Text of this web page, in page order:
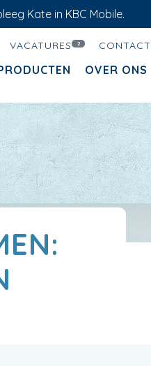
Kate in KBC Mobile.
VACATURES 2 CONTACT
OVER ONS